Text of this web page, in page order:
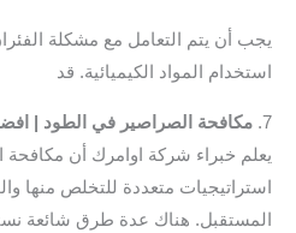
يجب أن يتم التعامل مع مشكلة
استخدام المواد الكيميائية. قد
7. مكافحة الصراصير في الطود |
يعلم خبراء شركة اوامرك أن
استراتيجيات متعددة للتخلص منها
المستقبل. هناك عدة طرق شائعة